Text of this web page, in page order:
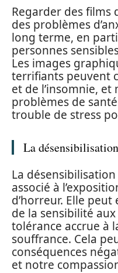
Regarder des films
des problèmes
long terme, en
personnes
Les images
terrifiants peuvent
et de l’insomnie,
problèmes de
trouble de stress
La désensibilisation
La
associé à
d’horreur. Elle
de la sensibilité
tolérance accrue à
souffrance. Cela
conséquences
et notre